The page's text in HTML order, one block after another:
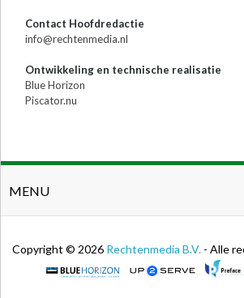
Contact Hoofdredactie
info@rechtenmedia.nl
Ontwikkeling en technische realisatie
Blue Horizon
Piscator.nu
MENU
Copyright © 2026 Rechtenmedia B.V. - Alle